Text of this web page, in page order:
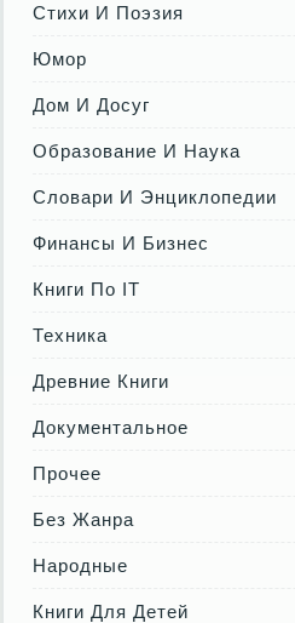
Стихи И Поэзия
Юмор
Дом И Досуг
Образование И Наука
Словари И Энциклопедии
Финансы И Бизнес
Книги По IT
Техника
Древние Книги
Документальное
Прочее
Без Жанра
Народные
Книги Для Детей